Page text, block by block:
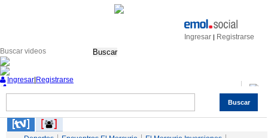
Ingresar | Registrarse
Buscar
Buscar
Ingresar Registrarse
Servicios